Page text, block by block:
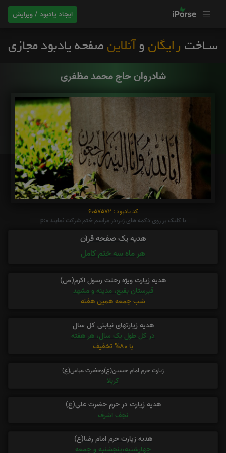
ایجاد یادبود / ویرایش
شادروان حاج محمد مظفری
کد یادبود : 6057572
با کلیک بر روی دکمه های زیر،در مراسم ختم شرکت نمایید p:0
هدیه یک صفحه قرآن
هر ماه سه ختم کامل
هدیه زیارت ویژه رحلت رسول اکرم(ص)
قبرستان بقیع، مدینه و مشهد
شب جمعه همین هفته
هدیه زیارتهای نیابتی کل سال
در کل طول یک سال، هر هفته
با 80% تخفیف
زیارت حرم امام حسین(ع)وحضرت عباس(ع)
کربلا
هدیه زیارت در حرم حضرت علی(ع)
نجف اشرف
هدیه زیارت حرم امام رضا(ع)
چهارشنبه،پنجشنبه و جمعه